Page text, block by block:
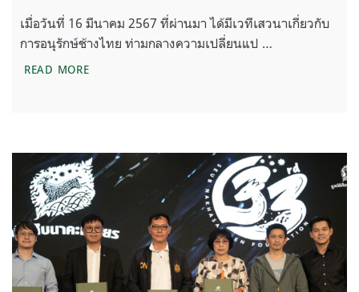
เมื่อวันที่ 16 มีนาคม 2567 ที่ผ่านมา ได้มีเวทีเสวนาเกี่ยวกับ
การอนุรักษ์ช้างไทย ท่ามกลางความเปลี่ยนแป …
READ MOREงานวันช้างไทยการอนุรักษ์และการอยู่ร่วมกัน ความห